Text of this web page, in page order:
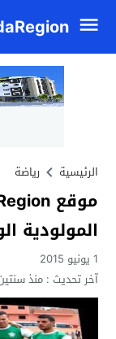
الرئيسية رياضة
المولودية
1 يونيو 2015
آخر تحديث :منذ